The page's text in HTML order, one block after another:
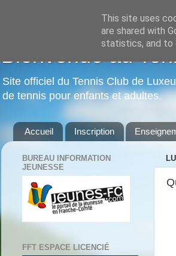
Bienvenue au
Site officiel du Tennis Club de
de tennis pour enfants et adultes.
Accueil Inscription
BUREAU INFORMATION
JEUNESSE
FFT ESPACE LICENCIÉ
This site uses
are shared with
statistics, and to